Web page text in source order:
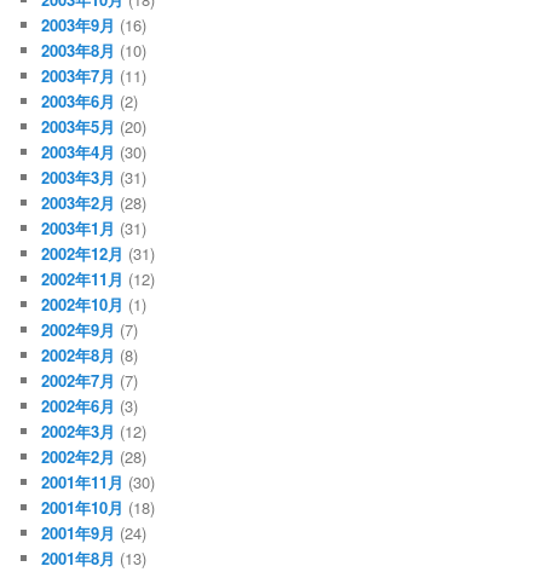
2003年9月 (16)
2003年8月 (10)
2003年7月 (11)
2003年6月 (2)
2003年5月 (20)
2003年4月 (30)
2003年3月 (31)
2003年2月 (28)
2003年1月 (31)
2002年12月 (31)
2002年11月 (12)
2002年10月 (1)
2002年9月 (7)
2002年8月 (8)
2002年7月 (7)
2002年6月 (3)
2002年3月 (12)
2002年2月 (28)
2001年11月 (30)
2001年10月 (18)
2001年9月 (24)
2001年8月 (13)